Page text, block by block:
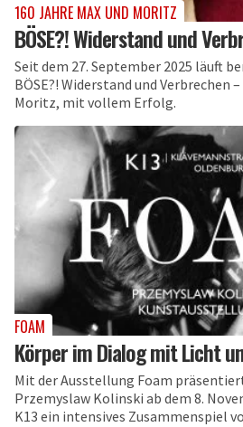
160 JAHRE MAX UND MORITZ
BÖSE?! Widerstand und
Seit dem 27. September 2025 läuft
BÖSE?! Widerstand und Verbrechen
Moritz, mit vollem Erfolg.
FOAM
Körper im Dialog mit Licht
Mit der Ausstellung Foam
Przemyslaw Kolinski ab dem 8.
K13 ein intensives Zusammenspiel